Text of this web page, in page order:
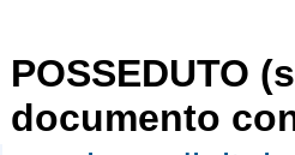
POSSEDUTO
documento